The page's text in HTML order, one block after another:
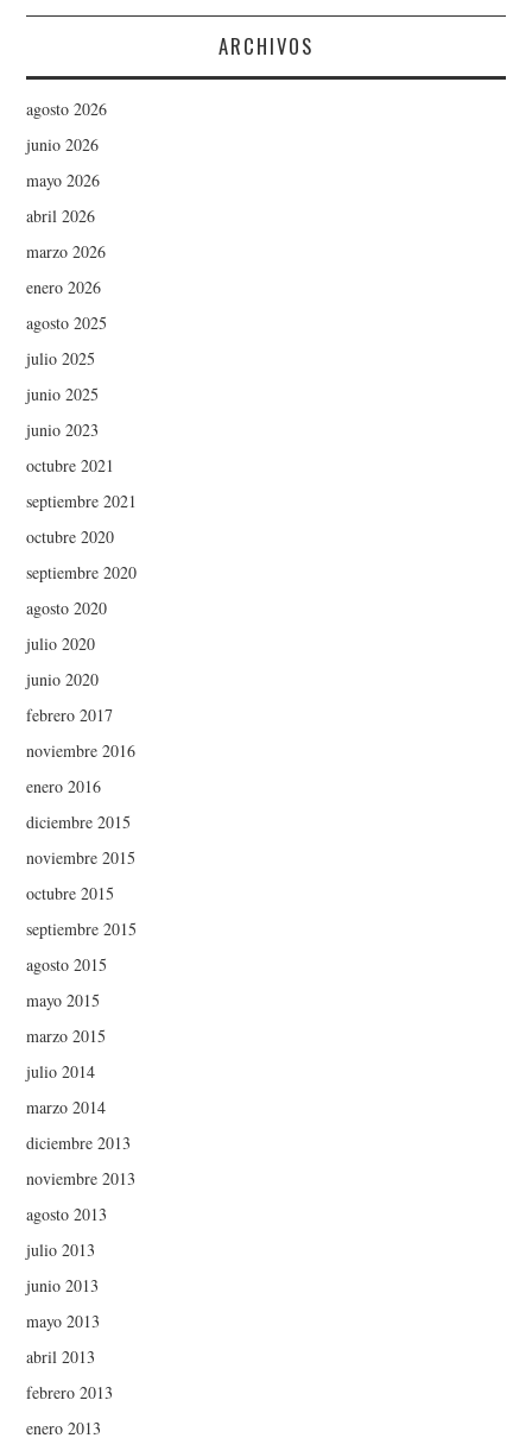
ARCHIVOS
agosto 2026
junio 2026
mayo 2026
abril 2026
marzo 2026
enero 2026
agosto 2025
julio 2025
junio 2025
junio 2023
octubre 2021
septiembre 2021
octubre 2020
septiembre 2020
agosto 2020
julio 2020
junio 2020
febrero 2017
noviembre 2016
enero 2016
diciembre 2015
noviembre 2015
octubre 2015
septiembre 2015
agosto 2015
mayo 2015
marzo 2015
julio 2014
marzo 2014
diciembre 2013
noviembre 2013
agosto 2013
julio 2013
junio 2013
mayo 2013
abril 2013
febrero 2013
enero 2013